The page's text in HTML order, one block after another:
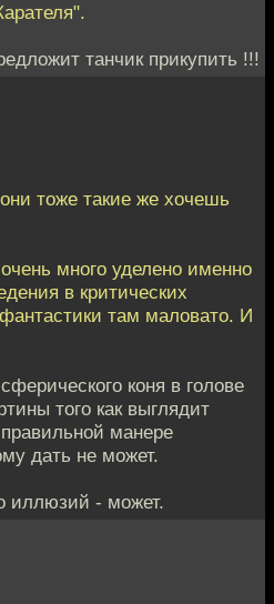
танчик прикупить !!!
тоже такие же хочешь
много уделено именно
в критических
там маловато. И
коня в голове
того как выглядит
манере
дать не может.
иллюзий - может.